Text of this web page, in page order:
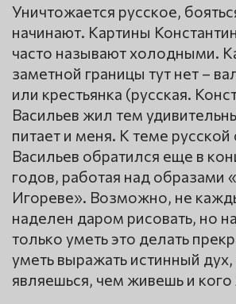
Уничтожается русское,
начинают. Картины
часто называют холодными.
заметной границы тут нет –
или крестьянка (русская.
Васильев жил тем
питает и меня. К теме русской
Васильев обратился еще в
годов, работая над образами
Игореве». Возможно, не
наделен даром рисовать, но
только уметь это делать
уметь выражать истинный
являешься, чем живешь и